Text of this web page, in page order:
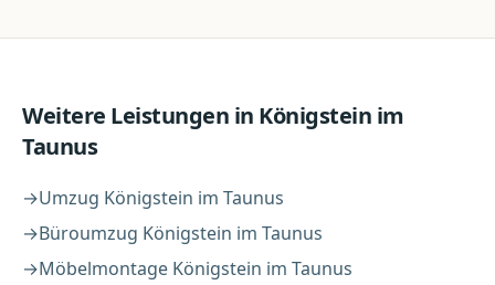
Weitere Leistungen in Königstein im
Taunus
→Umzug Königstein im Taunus
→Büroumzug Königstein im Taunus
→Möbelmontage Königstein im Taunus